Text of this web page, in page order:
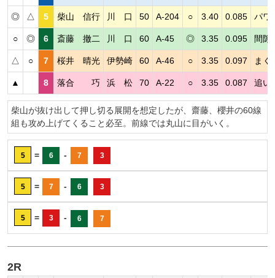
◎ △ 5 柴山 信行 川 口 50 A-204 ○ 3.40 0.085 パワ
○ ◎ 6 斎藤 撤二 川 口 60 A-45 ◎ 3.35 0.095 間隙
△ ○ 7 桜井 晴光 伊勢崎 60 A-46 ○ 3.35 0.097 まく
▲ 8 落合 巧 浜 松 70 A-22 ○ 3.35 0.087 追い
柴山が抜け出して押し切る展開を想定したが、齋藤、櫻井の60線
組も攻め上げてくること必至。前線では丸山に目がいく。
5 = 6 - 7 3
5 = 7 - 6 3
5 = 3 - 6 7
2R